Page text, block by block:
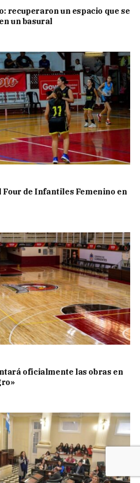
recuperaron un espacio que se
un basural
Four de Infantiles Femenino en
oficialmente las obras en